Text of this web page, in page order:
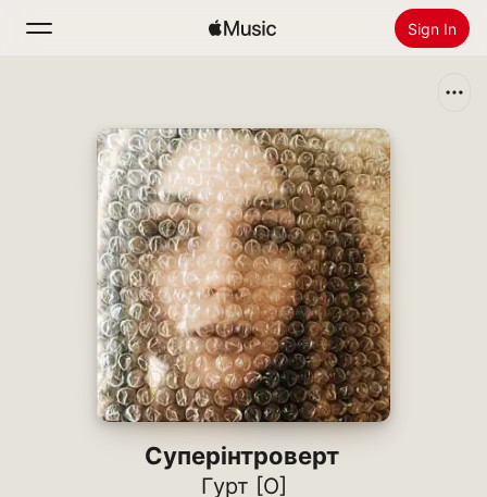
Sign In
Home
Radio
Install Apple Music
Суперінтроверт
Гурт [О]